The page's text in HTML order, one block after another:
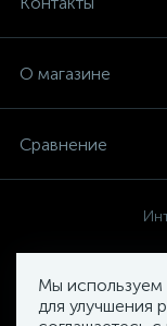
Мы
для улучшения
О магазине
Сравнение